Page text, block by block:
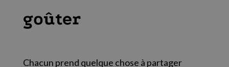
goûter
Chacun prend quelque chose à partager